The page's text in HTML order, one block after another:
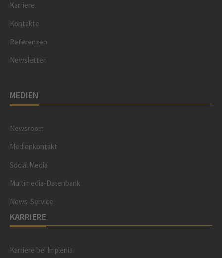
Karriere
Kontakte
Referenzen
Newsletter
MEDIEN
Newsroom
Medienkontakt
Social Media
Multimedia-Datenbank
News-Service
KARRIERE
Karriere bei Implenia